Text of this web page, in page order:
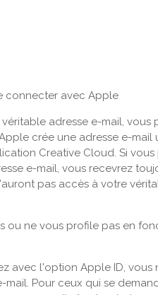
connecter avec Apple
adresse e-mail, vous
crée une adresse e-mail
Creative Cloud. Si vous
e-mail, vous recevrez
pas accès à votre
ou ne vous profile pas en
avec l'option Apple ID, vous
Pour ceux qui se